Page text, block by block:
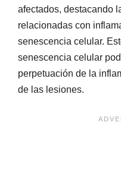
afectados, destacando
relacionadas con
senescencia celular.
senescencia celular
perpetuación de la
de las lesiones.